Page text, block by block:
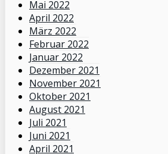
Mai 2022
April 2022
März 2022
Februar 2022
Januar 2022
Dezember 2021
November 2021
Oktober 2021
August 2021
Juli 2021
Juni 2021
April 2021